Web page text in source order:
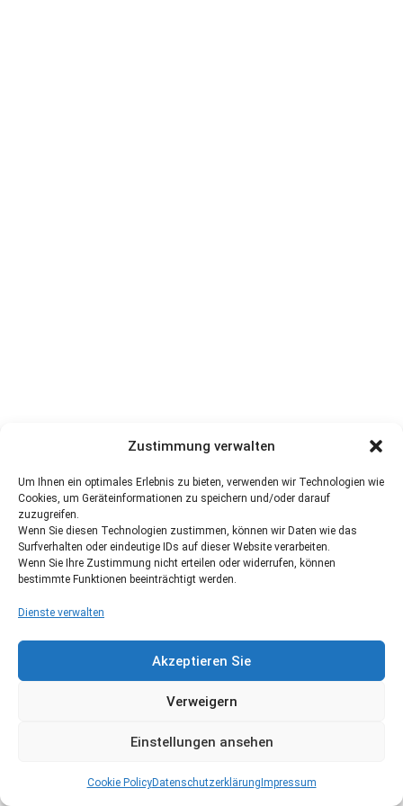
Zustimmung verwalten
Um Ihnen ein optimales Erlebnis zu bieten, verwenden wir Technologien wie
Cookies, um Geräteinformationen zu speichern und/oder darauf
zuzugreifen.
Wenn Sie diesen Technologien zustimmen, können wir Daten wie das
Surfverhalten oder eindeutige IDs auf dieser Website verarbeiten.
Wenn Sie Ihre Zustimmung nicht erteilen oder widerrufen, können
bestimmte Funktionen beeinträchtigt werden.
Dienste verwalten
Akzeptieren Sie
Verweigern
Einstellungen ansehen
Cookie PolicyDatenschutzerklärung Impressum